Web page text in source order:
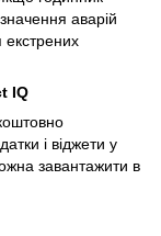
аварій
екстрених
IQ
і віджети у
завантажити в